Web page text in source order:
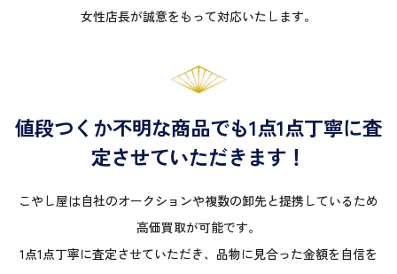
女性店長が誠意をもって対応いたします。
値段つくか不明な商品でも1点1点丁寧に査
定させていただきます！
こやし屋は自社のオークションや複数の卸先と提携しているため
高価買取が可能です。
1点1点丁寧に査定させていただき、品物に見合った金額を自信を